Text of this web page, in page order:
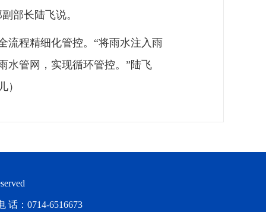
部长陆飞说。
流程精细化管控。“将雨水注入雨
水管网，实现循环管控。”陆飞
）
：0714-6516673